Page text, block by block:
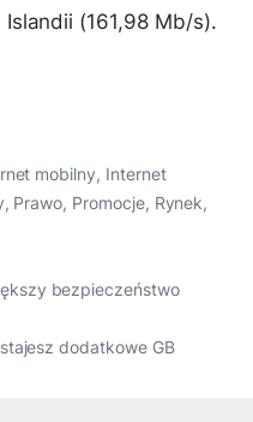
(161,98 Mb/s).
mobilny, Internet
, Prawo, Promocje, Rynek,
bezpieczeństwo
dodatkowe GB